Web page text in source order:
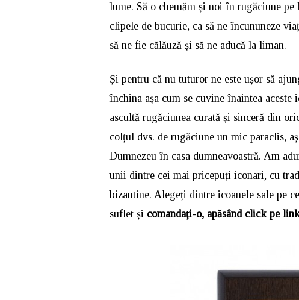
lume. Să o chemăm și noi în rugăciune
clipele de bucurie, ca să ne încununeze
să ne fie călăuză și să ne aducă la liman.
Și pentru că nu tuturor ne este ușor să
închina așa cum se cuvine înaintea
ascultă rugăciunea curată și sinceră din
colțul dvs. de rugăciune un mic paraclis,
Dumnezeu în casa dumneavoastră. Am
unii dintre cei mai pricepuți iconari, cu
bizantine. Alegeți dintre icoanele sale pe
suflet și comandați-o, apăsând click pe